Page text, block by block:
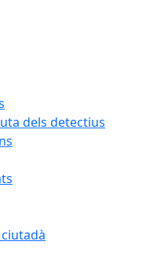
dels detectius